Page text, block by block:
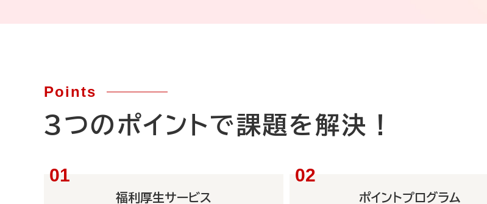
Points
3つのポイントで課題を解決！
福利厚生サービス ポイントプログラム